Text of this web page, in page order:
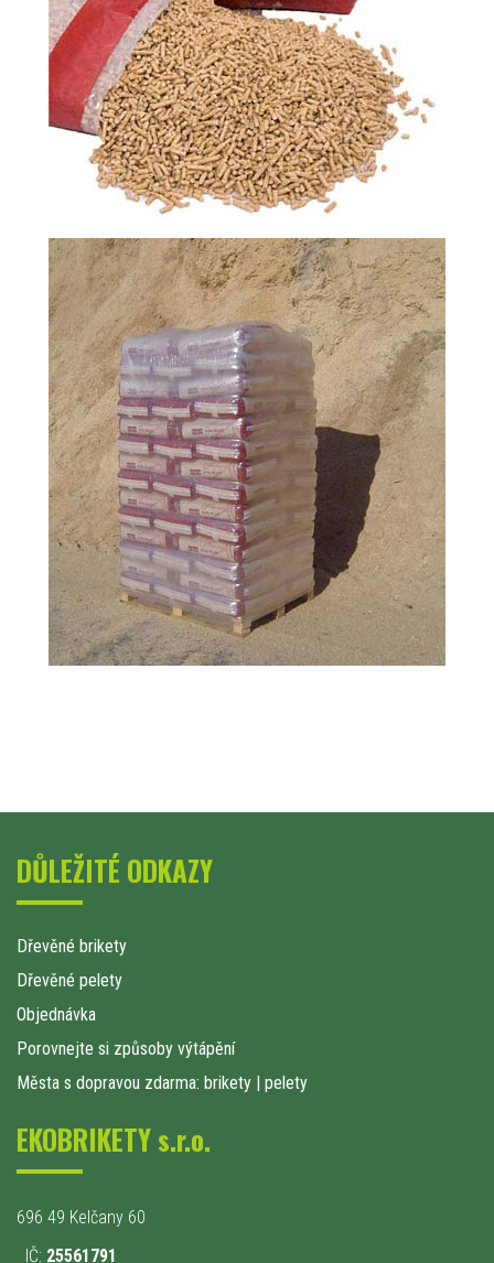
DŮLEŽITÉ ODKAZY
Dřevěné brikety
Dřevěné pelety
Objednávka
Porovnejte si způsoby výtápění
Města s dopravou zdarma: brikety | pelety
EKOBRIKETY s.r.o.
696 49 Kelčany 60
IČ: 25561791